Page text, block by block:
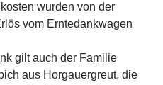
wurden von der
vom Erntedankwagen
gilt auch der Familie
aus Horgauergreut, die